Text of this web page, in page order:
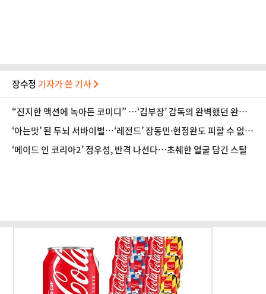
장수정 기자가 쓴 기사
“진지한 액션에 녹아든 코미디” …‘김부장’ 감독의 완벽했던 완급
조절 [인터뷰]
‘아는맛’ 된 두뇌 서바이벌…‘레전드’ 장동민·현정완도 피할 수 없
는 과제 [방송 뷰]
‘메이드 인 코리아2’ 정우성, 반격 나선다…초췌한 얼굴 담긴 스틸